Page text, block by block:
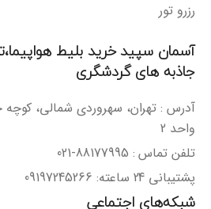
رزرو تور
آسمان سپید خرید بلیط
جاذبه های گردشگری
واحد 2
تلفن تماس : 88177995-021
پشتیبانی 24 ساعته: 09197245266
شبکه‌های اجتماعی